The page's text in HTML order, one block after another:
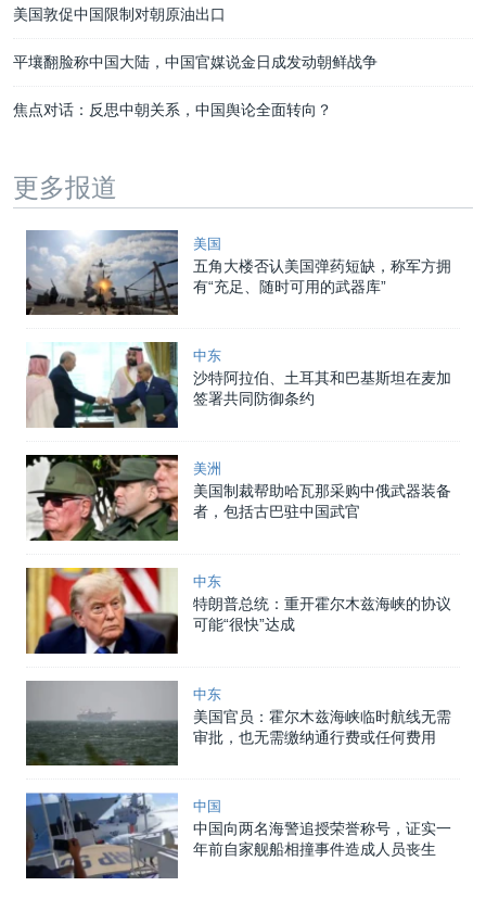
美国敦促中国限制对朝原油出口
平壤翻脸称中国大陆，中国官媒说金日成发动朝鲜战争
焦点对话：反思中朝关系，中国舆论全面转向？
更多报道
美国
五角大楼否认美国弹药短缺，称军方拥
有“充足、随时可用的武器库”
中东
沙特阿拉伯、土耳其和巴基斯坦在麦加
签署共同防御条约
美洲
美国制裁帮助哈瓦那采购中俄武器装备
者，包括古巴驻中国武官
中东
特朗普总统：重开霍尔木兹海峡的协议
可能“很快”达成
中东
美国官员：霍尔木兹海峡临时航线无需
审批，也无需缴纳通行费或任何费用
中国
中国向两名海警追授荣誉称号，证实一
年前自家舰船相撞事件造成人员丧生